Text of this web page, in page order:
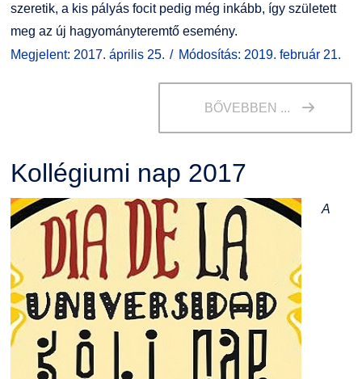
szeretik, a kis pályás focit pedig még inkább, így született
meg az új hagyományteremtő esemény.
Megjelent: 2017. április 25.
Módosítás: 2019. február 21.
BŐVEBBEN ...
Kollégiumi nap 2017
A